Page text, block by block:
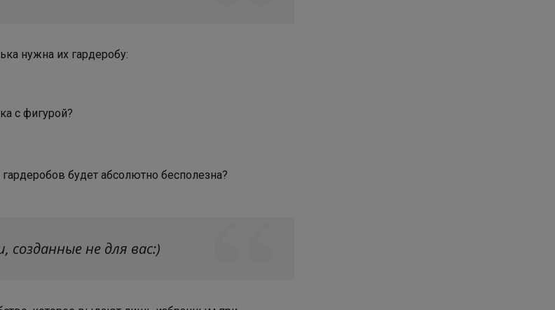
нужна их гардеробу:
с фигурой?
будет абсолютно бесполезна?
не для вас:)